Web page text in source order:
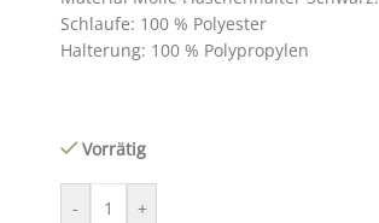
Schlaufe: 100 % Polyester
Halterung: 100 % Polypropylen
Vorrätig
- +